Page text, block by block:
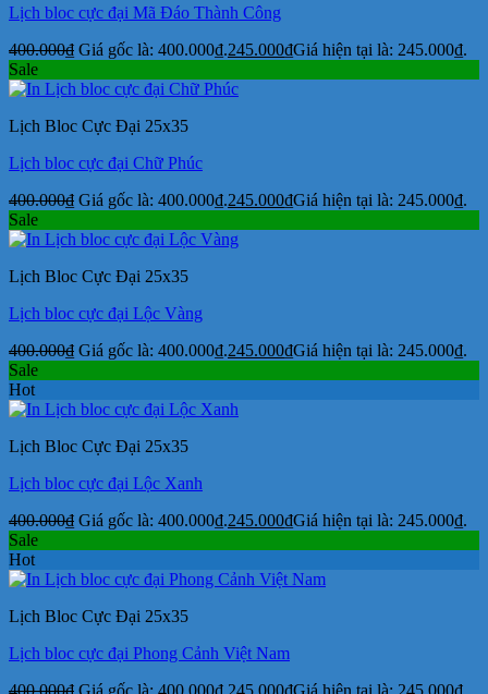
Lịch bloc cực đại Mã Đáo Thành Công
400.000₫ Giá gốc là: 400.000₫.245.000₫Giá hiện tại là: 245.000₫.
Sale
Lịch Bloc Cực Đại 25x35
Lịch bloc cực đại Chữ Phúc
400.000₫ Giá gốc là: 400.000₫.245.000₫Giá hiện tại là: 245.000₫.
Sale
Lịch Bloc Cực Đại 25x35
Lịch bloc cực đại Lộc Vàng
400.000₫ Giá gốc là: 400.000₫.245.000₫Giá hiện tại là: 245.000₫.
Sale
Hot
Lịch Bloc Cực Đại 25x35
Lịch bloc cực đại Lộc Xanh
400.000₫ Giá gốc là: 400.000₫.245.000₫Giá hiện tại là: 245.000₫.
Sale
Hot
Lịch Bloc Cực Đại 25x35
Lịch bloc cực đại Phong Cảnh Việt Nam
400.000₫ Giá gốc là: 400.000₫. 245.000₫Giá hiện tại là: 245.000₫.